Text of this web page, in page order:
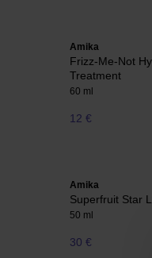
Amika
Frizz-Me-Not
Treatment
60 ml
12 €
Amika
Superfruit Star
50 ml
30 €